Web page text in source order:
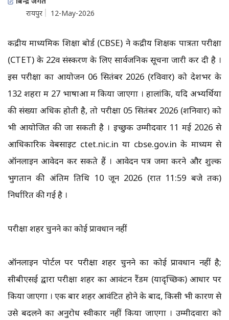
रायपुर
12-May-2026
केंद्रीय माध्यमिक शिक्षा बोर्ड (CBSE) ने केंद्रीय शिक्षक पात्रता परीक्षा
(CTET) के 22वें संस्करण के लिए सार्वजनिक सूचना जारी कर दी है ।
इस परीक्षा का आयोजन 06 सितंबर 2026 (रविवार) को देशभर के
132 शहरों में 27 भाषाओं में किया जाएगा । हालांकि, यदि अभ्यर्थियों
की संख्या अधिक होती है, तो परीक्षा 05 सितंबर 2026 (शनिवार) को
भी आयोजित की जा सकती है । इच्छुक उम्मीदवार 11 मई 2026 से
आधिकारिक वेबसाइट ctet.nic.in या cbse.gov.in के माध्यम से
ऑनलाइन आवेदन कर सकते हैं । आवेदन पत्र जमा करने और शुल्क
भुगतान की अंतिम तिथि 10 जून 2026 (रात 11:59 बजे तक)
निर्धारित की गई है ।
परीक्षा शहर चुनने का कोई प्रावधान नहीं
ऑनलाइन पोर्टल पर परीक्षा शहर चुनने का कोई प्रावधान नहीं है;
सीबीएसई द्वारा परीक्षा शहर का आवंटन रैंडम (यादृच्छिक) आधार पर
किया जाएगा । एक बार शहर आवंटित होने के बाद, किसी भी कारण से
उसे बदलने का अनुरोध स्वीकार नहीं किया जाएगा । उम्मीदवारों को